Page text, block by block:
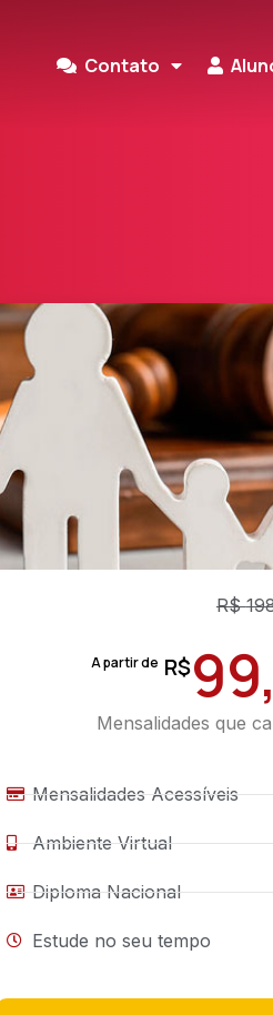
Contato
R$
A partir de R$
Mensalidades que
Mensalidades Acessíveis
Ambiente Virtual
Diploma Nacional
Estude no seu tempo